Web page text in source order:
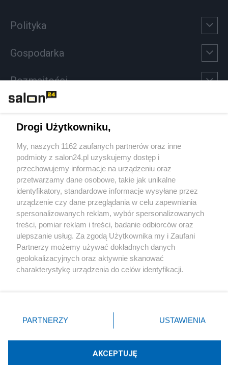
Polityka
Gospodarka
Rozmaitości
Sport
Społeczeństwo
Kultura
X Facebook Instagram Youtube
Drogi Użytkowniku,
My, naszych 1162 zaufanych partnerów oraz inne
podmioty z salon24.pl uzyskujemy dostęp i
przechowujemy informacje na urządzeniu oraz
przetwarzamy dane osobowe, takie jak unikalne
identyfikatory, standardowe informacje wysyłane przez
urządzenie czy dane przeglądania w celu zapewniania
spersonalizowanych reklam, wybór spersonalizowanych
treści, pomiar reklam i treści, badanie odbiorców oraz
ulepszanie usług. Za zgodą Użytkownika my i Zaufani
Partnerzy możemy używać dokładnych danych
geolokalizacyjnych oraz aktywnie skanować
charakterystykę urządzenia do celów identyfikacji.
zmienić/wycofać klikając przycisk ustawień prywatności
znajdujący się w lewym dolnym rogu strony
rodzaje przetwarzania danych nie wymagają zgody
użytkownika, ale masz prawo sprzeciwić się takiemu
przetwarzaniu. Preferencje będą miały zastosowania tylko
PARTNERZY USTAWIENIA
AKCEPTUJĘ